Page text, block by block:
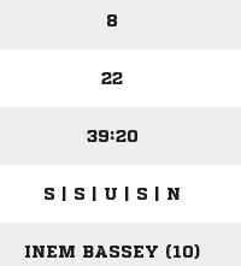
8
22
39:20
S | S | U | S | N
INEM BASSEY (10)